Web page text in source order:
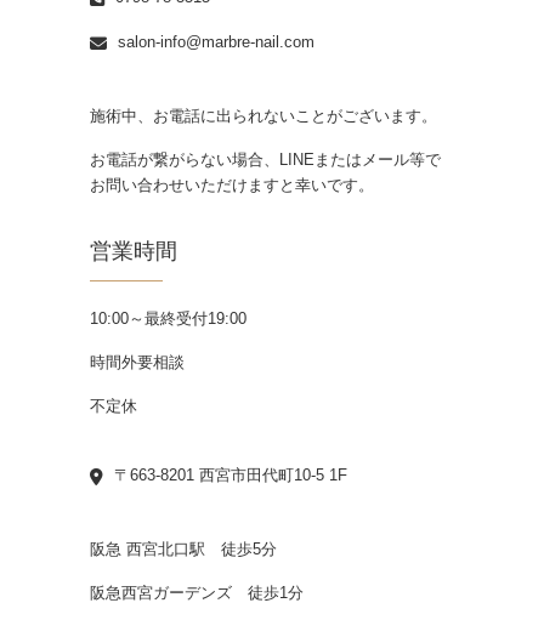
salon-info@marbre-nail.com
施術中、お電話に出られないことがございます。
お電話が繋がらない場合、LINEまたはメール等で
お問い合わせいただけますと幸いです。
営業時間
10:00～最終受付19:00
時間外要相談
不定休
〒663-8201 西宮市田代町10-5 1F
阪急 西宮北口駅 徒歩5分
阪急西宮ガーデンズ 徒歩1分